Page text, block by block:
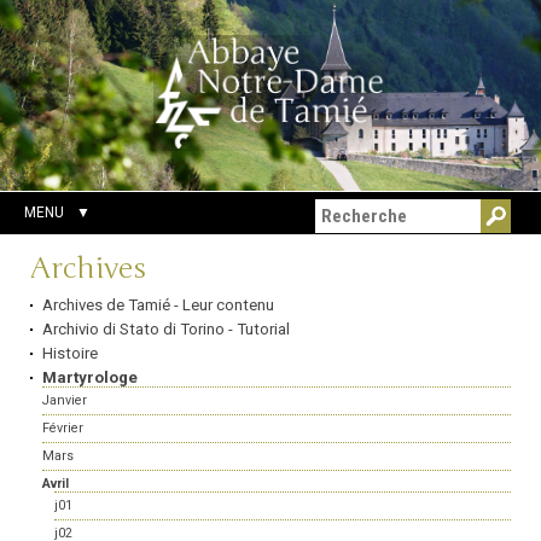
Aller
au
contenu.
|
Aller
à
la
navigation
Outils
personnels
Chercher par
Recherche
avancée…
MENU
Navigation
Archives
Archives de Tamié - Leur contenu
Archivio di Stato di Torino - Tutorial
Histoire
Martyrologe
Janvier
Février
Mars
Avril
j01
j02